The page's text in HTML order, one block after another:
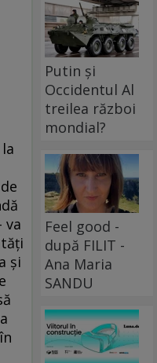
va
şi
Putin și
Occidentul Al
treilea război
mondial?
Feel good -
după FILIT -
Ana Maria
SANDU